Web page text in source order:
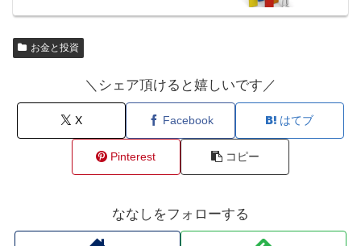
お金と投資
＼シェア頂けると嬉しいです／
X Facebook はてブ
Pinterest コピー
ななしをフォローする